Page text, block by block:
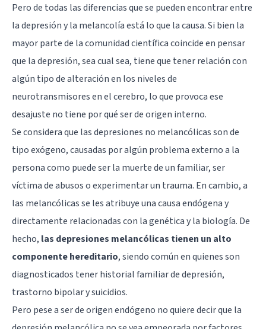
Pero de todas las diferencias que se pueden encontrar entre
la depresión y la melancolía está lo que la causa. Si bien la
mayor parte de la comunidad científica coincide en pensar
que la depresión, sea cual sea, tiene que tener relación con
algún tipo de alteración en los niveles de
neurotransmisores en el cerebro, lo que provoca ese
desajuste no tiene por qué ser de origen interno.
Se considera que las depresiones no melancólicas son de
tipo exógeno, causadas por algún problema externo a la
persona como puede ser la muerte de un familiar, ser
víctima de abusos o experimentar un trauma. En cambio, a
las melancólicas se les atribuye una causa endógena y
directamente relacionadas con la genética y la biología. De
hecho, las depresiones melancólicas tienen un alto
componente hereditario, siendo común en quienes son
diagnosticados tener historial familiar de depresión,
trastorno bipolar y suicidios.
Pero pese a ser de origen endógeno no quiere decir que la